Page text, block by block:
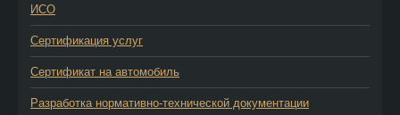
ИСО
Сертификация услуг
Сертификат на автомобиль
Разработка нормативно-технической документации